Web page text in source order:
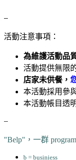
--
活動注意事項：
為維護活動品
活動提供無限
店家未供餐，
本活動採用參
本活動帳目透
--
"Belp"，一群
b = businiess